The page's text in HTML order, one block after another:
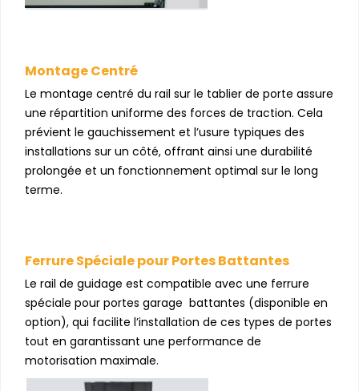
Montage Centré
Le montage centré du rail sur le tablier de porte assure
une répartition uniforme des forces de traction. Cela
prévient le gauchissement et l’usure typiques des
installations sur un côté, offrant ainsi une durabilité
prolongée et un fonctionnement optimal sur le long
terme.
Ferrure Spéciale pour Portes Battantes
Le rail de guidage est compatible avec une ferrure
spéciale pour portes garage battantes (disponible en
option), qui facilite l’installation de ces types de portes
tout en garantissant une performance de
motorisation maximale.